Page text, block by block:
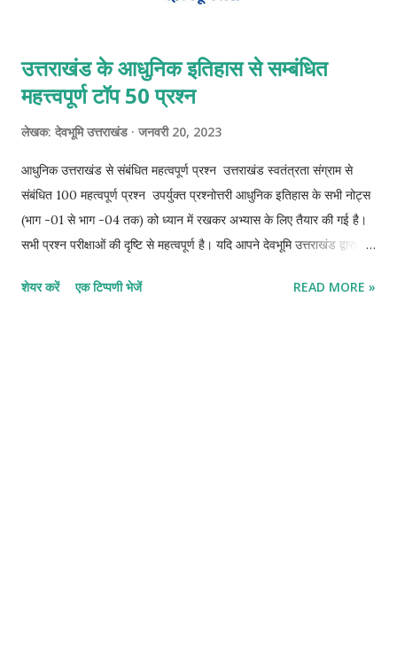
उत्तराखंड के आधुनिक इतिहास से सम्बंधित
महत्त्वपूर्ण टॉप 50 प्रश्न
लेखक: देवभूमि उत्तराखंड जनवरी 20, 2023
आधुनिक उत्तराखंड से संबंधित महत्वपूर्ण प्रश्न उत्तराखंड स्वतंत्रता संग्राम से
संबंधित 100 महत्वपूर्ण प्रश्न उपर्युक्त प्रश्नोत्तरी आधुनिक इतिहास के सभी नोट्स
(भाग -01 से भाग -04 तक) को ध्यान में रखकर अभ्यास के लिए तैयार की गई है।
सभी प्रश्न परीक्षाओं की दृष्टि से महत्वपूर्ण है। यदि आपने देवभूमि उत्तराखंड द्वारा
download करके अभ्यास करें। और नीचे दिए गए उत्तर सहित प्रश्नों का मिलान
शेयर करें एक टिप्पणी भेजें READ MORE »